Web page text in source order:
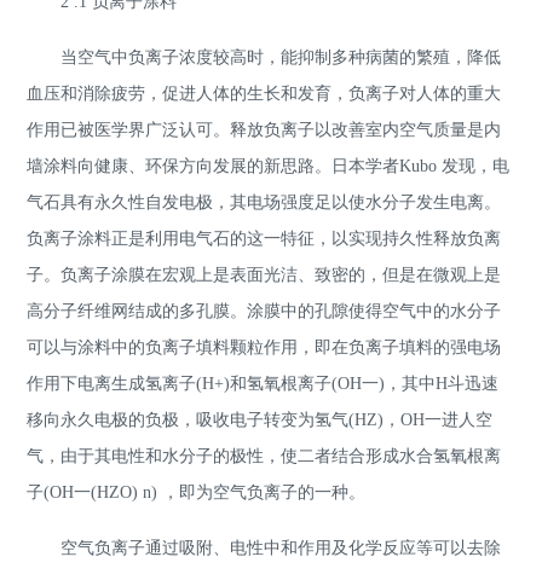
当空气中负离子浓度较高时，能抑制多种病菌的繁殖，降低
血压和消除疲劳，促进人体的生长和发育，负离子对人体的重大
作用已被医学界广泛认可。释放负离子以改善室内空气质量是内
墙涂料向健康、环保方向发展的新思路。日本学者Kubo 发现，电
气石具有永久性自发电极，其电场强度足以使水分子发生电离。
负离子涂料正是利用电气石的这一特征，以实现持久性释放负离
子。负离子涂膜在宏观上是表面光洁、致密的，但是在微观上是
高分子纤维网结成的多孔膜。涂膜中的孔隙使得空气中的水分子
可以与涂料中的负离子填料颗粒作用，即在负离子填料的强电场
作用下电离生成氢离子(H+)和氢氧根离子(OH一)，其中H斗迅速
移向永久电极的负极，吸收电子转变为氢气(HZ)，OH一进人空
气，由于其电性和水分子的极性，使二者结合形成水合氢氧根离
子(OH一(HZO) n) ，即为空气负离子的一种。
空气负离子通过吸附、电性中和作用及化学反应等可以去除